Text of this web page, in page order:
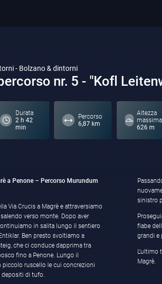
- Bolzano & dintorni
nr. 5 - "Kofl
Durata
2 h 42
min
Percorso
6,87 km
Altezza
massima
626 m
a Penone – Percorso Murundum
Via Crucis a Magrè e attraversiamo
verso monte. Dopo aver
in salita lungo il sentiero
Ben presto svoltiamo a
che ci conduce dapprima tra
fino a Penone. Lungo il
piccolo ruscello le cui concrezioni
depositi di tufo.
sinistro
fiabe
grandi e
Magrè.